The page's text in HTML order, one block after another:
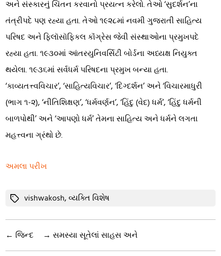
અને સંસ્કારનું ચિંતન કરવાનો પ્રયત્ન કરેલો. તેઓ ‘સુદર્શન’ના
તંત્રીપદે પણ રહ્યા હતા. તેઓ ૧૯૨૮માં નવમી ગુજરાતી સાહિત્ય
પરિષદ અને ફિલૉસૉફિકલ કૉંગ્રેસ જેવી સંસ્થાઓના પ્રમુખપદે
રહ્યા હતા. ૧૯૩૦માં આંતરયુનિવર્સિટી બોર્ડના અધ્યક્ષ નિયુક્ત
થયેલા. ૧૯૩૬માં સર્વધર્મ પરિષદના પ્રમુખ બન્યા હતા.
‘કાવ્યતત્ત્વવિચાર’, ‘સાહિત્યવિચાર’, ‘દિગ્દર્શન’ અને ‘વિચારમાધુરી
(ભાગ ૧-૨), ‘નીતિશિક્ષણ’, ‘ધર્મવર્ણન’, ‘હિંદુ (વેદ) ધર્મ’, ‘હિંદુ ધર્મની
બાળપોથી’ અને ‘આપણો ધર્મ’ તેમના સાહિત્ય અને ધર્મને લગતા
મહત્ત્વના ગ્રંથો છે.
અમલા પરીખ
Tagsvishwakosh,વ્યક્તિ વિશેષ
← જિન્દ → સમસ્યા સૂતેલાં સાહસ અને